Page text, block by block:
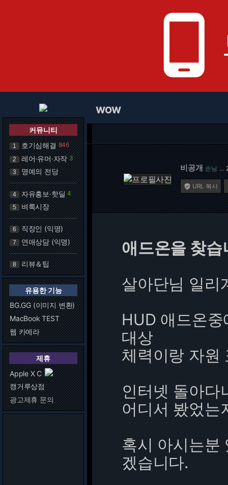
phone_android
커뮤니티
1 호기심해결 846
2 레어·유머·자작 3
3 명예의 전당
4 자유홍보·핫딜 4
5 벼룩시장
6 직장인 (익명)
7 연애상담 (익명)
8 리뷰＆팁
유용한 기능
BG.GG (이미지 변환)
MacBook TEST
웹 카메라
제휴
Apple X C
캥거루상점
광고제휴 문의
WOW
비공개 손님 …
 URL 복사
애드온을 찾습
살아단님 일리
HUD 애드온
대상
체력이랑 자원
인터넷 돌아다
어디서 봤었는
혹시 아시는분
겠습니다.